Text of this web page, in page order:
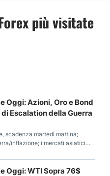
più visitate
Oggi: Azioni, Oro e Bond
Escalation della Guerra
scadenza martedì mattina;
inflazione; i mercati asiatici
Oggi: WTI Sopra 76$